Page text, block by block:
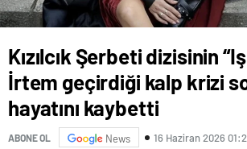
Kızılcık Şerbeti dizisinin
İrtem geçirdiği kalp krizi
hayatını kaybetti
ABONE OL News 16 Haziran 2026